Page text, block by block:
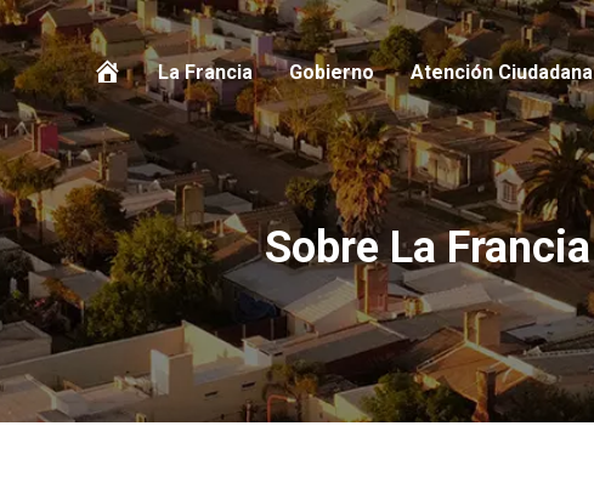
InicioLa Francia Gobierno Atención Ciudadana
Sobre La Francia